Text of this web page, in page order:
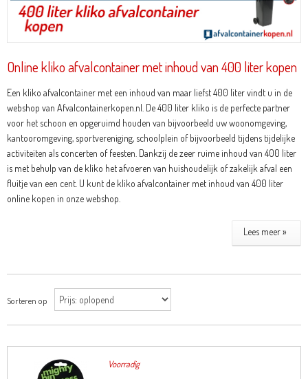
Online kliko afvalcontainer met inhoud van 400 liter kopen
Een kliko afvalcontainer met een inhoud van maar liefst 400 liter vindt u in de
webshop van Afvalcontainerkopen.nl. De 400 liter kliko is de perfecte partner
voor het schoon en opgeruimd houden van bijvoorbeeld uw woonomgeving,
kantooromgeving, sportvereniging, schoolplein of bijvoorbeeld tijdens tijdelijke
activiteiten als concerten of feesten. Dankzij de zeer ruime inhoud van 400 liter
is met behulp van de kliko het afvoeren van huishoudelijk of zakelijk afval een
fluitje van een cent. U kunt de kliko afvalcontainer met inhoud van 400 liter
online kopen in onze webshop.
Lees meer »
Sorteren op
Voorradig